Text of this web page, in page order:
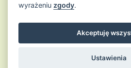
© 2026Sklep Ziołowa Wyspais
Entries (RSS) and
wyrażeniu zgody.
Akceptuję
Ustawienia